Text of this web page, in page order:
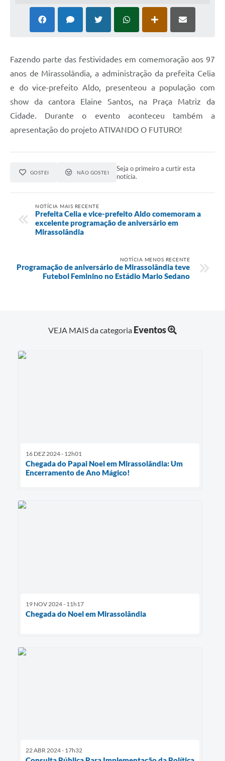
Fazendo parte das festividades em comemoração aos 97
anos de Mirassolândia, a administração da prefeita Celia
e do vice-prefeito Aldo, presenteou a população com
show da cantora Elaine Santos, na Praça Matriz da
Cidade. Durante o evento aconteceu também a
apresentação do projeto ATIVANDO O FUTURO!
GOSTEI NÃO GOSTEI
Seja o primeiro a curtir esta
notícia.
NOTÍCIA MAIS RECENTE
Prefeita Celia e vice-prefeito Aldo comemoram a
excelente programação de aniversário em
Mirassolândia
NOTÍCIA MENOS RECENTE
Programação de aniversário de Mirassolândia teve
Futebol Feminino no Estádio Mario Sedano
VEJA MAIS da categoria Eventos
16 DEZ 2024 - 12h01
Chegada do Papai Noel em Mirassolândia: Um
Encerramento de Ano Mágico!
19 NOV 2024 - 11h17
Chegada do Noel em Mirassolândia
22 ABR 2024 - 17h32